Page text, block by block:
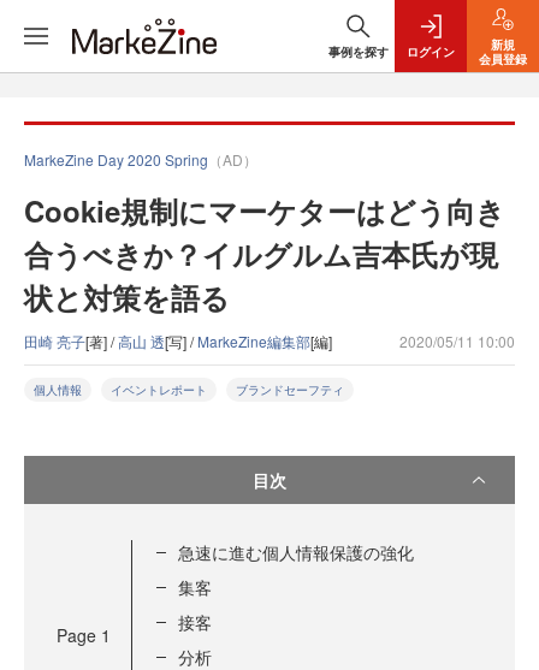
事例を探す ログイン
新規
会員登録
MarkeZine Day 2020 Spring （AD）
Cookie規制にマーケターはどう向き
合うべきか？イルグルム吉本氏が現
状と対策を語る
田崎 亮子[著] /高山 透[写] /MarkeZine編集部[編] 2020/05/11 10:00
個人情報 イベントレポート ブランドセーフティ
目次
Page 1
急速に進む個人情報保護の強化
集客
接客
分析